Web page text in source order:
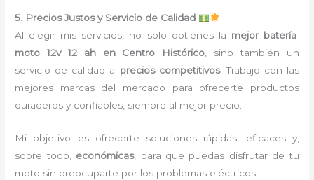
5. Precios Justos y Servicio de Calidad
Al elegir mis servicios, no solo obtienes la mejor batería
moto 12v 12 ah en Centro Histórico, sino también un
servicio de calidad a precios competitivos. Trabajo con las
mejores marcas del mercado para ofrecerte productos
duraderos y confiables, siempre al mejor precio.
Mi objetivo es ofrecerte soluciones rápidas, eficaces y,
sobre todo, económicas, para que puedas disfrutar de tu
moto sin preocuparte por los problemas eléctricos.